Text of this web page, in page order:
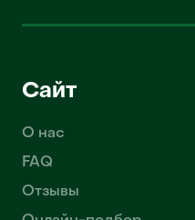
Сайт
О нас
FAQ
Отзывы